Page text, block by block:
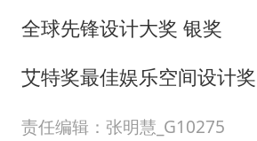
全球先锋设计大奖 银奖
艾特奖最佳娱乐空间设计奖
责任编辑：张明慧_G10275